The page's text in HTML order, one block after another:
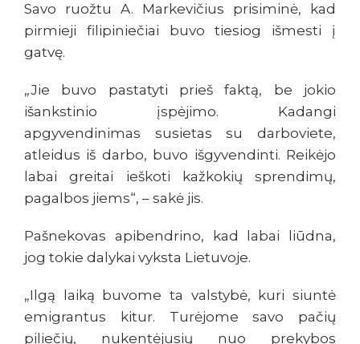
Savo ruožtu A. Markevičius prisiminė, kad
pirmieji filipiniečiai buvo tiesiog išmesti į
gatvę.
„Jie buvo pastatyti prieš faktą, be jokio
išankstinio įspėjimo. Kadangi
apgyvendinimas susietas su darboviete,
atleidus iš darbo, buvo išgyvendinti. Reikėjo
labai greitai ieškoti kažkokių sprendimų,
pagalbos jiems“, – sakė jis.
Pašnekovas apibendrino, kad labai liūdna,
jog tokie dalykai vyksta Lietuvoje.
„Ilgą laiką buvome ta valstybė, kuri siuntė
emigrantus kitur. Turėjome savo pačių
piliečių, nukentėjusių nuo prekybos